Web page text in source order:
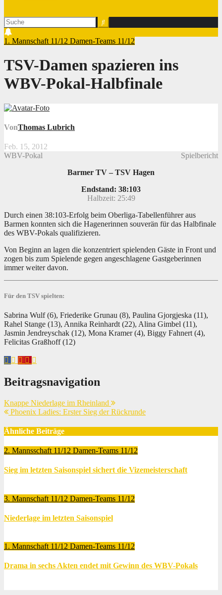
1. Mannschaft 11/12 Damen-Teams 11/12
TSV-Damen spazieren ins
WBV-Pokal-Halbfinale
VonThomas Lubrich
Feb. 15, 2012
WBV-Pokal
Spielbericht
Barmer TV – TSV Hagen
Endstand: 38:103
Halbzeit: 25:49
Durch einen 38:103-Erfolg beim Oberliga-Tabellenführer aus
Barmen konnten sich die Hagenerinnen souverän für das Halbfinale
des WBV-Pokals qualifizieren.
Von Beginn an lagen die konzentriert spielenden Gäste in Front und
zogen bis zum Spielende gegen angeschlagene Gastgeberinnen
immer weiter davon.
Für den TSV spielten:
Sabrina Wulf (6), Friederike Grunau (8), Paulina Gjorgjeska (11),
Rahel Stange (13), Annika Reinhardt (22), Alina Gimbel (11),
Jasmin Jendreyschak (12), Mona Kramer (4), Biggy Fahnert (4),
Felicitas Graßhoff (12)
Beitragsnavigation
Knappe Niederlage im Rheinland
Phoenix Ladies: Erster Sieg der Rückrunde
Ähnliche Beiträge
2. Mannsschaft 11/12 Damen-Teams 11/12
Sieg im letzten Saisonspiel sichert die Vizemeisterschaft
3. Mannschaft 11/12 Damen-Teams 11/12
Niederlage im letzten Saisonspiel
1. Mannschaft 11/12 Damen-Teams 11/12
Drama in sechs Akten endet mit Gewinn des WBV-Pokals